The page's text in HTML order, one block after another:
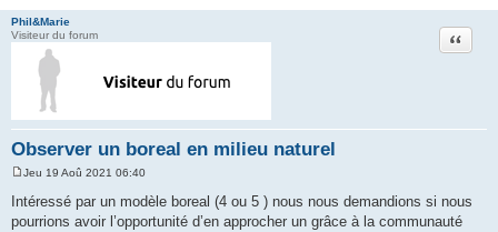
Phil&Marie
Visiteur du forum
Observer un boreal en milieu naturel
Citation
e
s
s
Jeu 19 Aoû 2021 06:40
Intéressé par un modèle boreal (4 ou 5 ) nous nous demandions si nous
pourrions avoir l’opportunité d’en approcher un grâce à la communauté